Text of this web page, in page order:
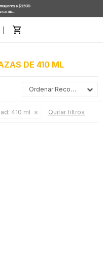
DE 410 ML
Recomendados
410 ml Quitar filtros